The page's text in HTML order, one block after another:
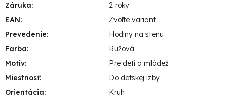
Záruka:
2 roky
EAN:
Zvoľte variant
Prevedenie:
Hodiny na stenu
Farba:
Ružová
Motív:
Pre deti a mládež
Miestnosť:
Do detskej izby
Orientácia: Kruh